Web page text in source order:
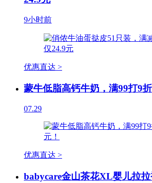
9小时前
优惠直达 >
蒙牛低脂高钙牛奶，满99打9
07.29
优惠直达 >
babycare金山茶花XL婴儿拉